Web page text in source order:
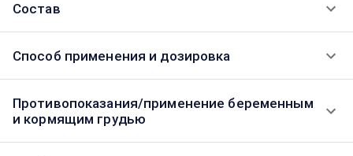
Состав
Способ применения и дозировка
Противопоказания/применение беременным
и кормящим грудью